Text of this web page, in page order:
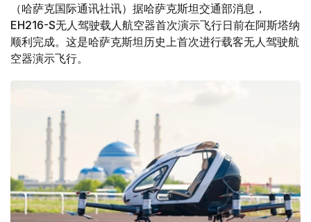
（哈萨克国际通讯社讯）据哈萨克斯坦交通部消息，
EH216-S无人驾驶载人航空器首次演示飞行日前在阿斯塔纳
顺利完成。这是哈萨克斯坦历史上首次进行载客无人驾驶航
空器演示飞行。